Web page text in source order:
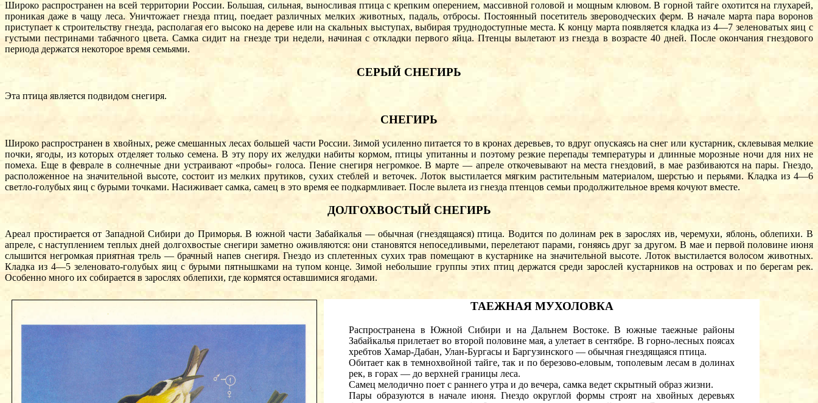
Широко распространен на всей территории России. Большая, сильная, выносливая птица с крепким оперением, массивной головой и мощным клювом. В горной тайге охотится на глухарей,
проникая даже в чащу леса. Уничтожает гнезда птиц, поедает различных мелких животных, падаль, отбросы. Постоянный посетитель звероводческих ферм. В начале марта пара воронов
приступает к строительству гнезда, располагая его высоко на дереве или на скальных выступах, выбирая труднодоступные места. К концу марта появляется кладка из 4—7 зеленоватых яиц с
густыми пестринами табачного цвета. Самка сидит на гнезде три недели, начиная с откладки первого яйца. Птенцы вылетают из гнезда в возрасте 40 дней. После окончания гнездового
периода держатся некоторое время семьями.
СЕРЫЙ СНЕГИРЬ
Эта птица является подвидом снегиря.
СНЕГИРЬ
Широко распространен в хвойных, реже смешанных лесах большей части России. Зимой усиленно питается то в кронах деревьев, то вдруг опускаясь на снег или кустарник, склевывая мелкие
почки, ягоды, из которых отделяет только семена. В эту пору их желудки набиты кормом, птицы упитанны и поэтому резкие перепады температуры и длинные морозные ночи для них не
помеха. Еще в феврале в солнечные дни устраивают «пробы» голоса. Пение снегиря негромкое. В марте — апреле откочевывают на места гнездовий, в мае разбиваются на пары. Гнездо,
расположенное на значительной высоте, состоит из мелких прутиков, сухих стеблей и веточек. Лоток выстилается мягким растительным материалом, шерстью и перьями. Кладка из 4—6
светло-голубых яиц с бурыми точками. Насиживает самка, самец в это время ее подкармливает. После вылета из гнезда птенцов семьи продолжительное время кочуют вместе.
ДОЛГОХВОСТЫЙ СНЕГИРЬ
Ареал простирается от Западной Сибири до Приморья. В южной части Забайкалья — обычная (гнездящаяся) птица. Водится по долинам рек в зарослях ив, черемухи, яблонь, облепихи. В
апреле, с наступлением теплых дней долгохвостые снегири заметно оживляются: они становятся непоседливыми, перелетают парами, гоняясь друг за другом. В мае и первой половине июня
слышится негромкая приятная трель — брачный напев снегиря. Гнездо из сплетенных сухих трав помещают в кустарнике на значительной высоте. Лоток выстилается волосом животных.
Кладка из 4—5 зеленовато-голубых яиц с бурыми пятнышками на тупом конце. Зимой небольшие группы этих птиц держатся среди зарослей кустарников на островах и по берегам рек.
Особенно много их собирается в зарослях облепихи, где кормятся оставшимися ягодами.
ТАЕЖНАЯ МУХОЛОВКА
Распространена в Южной Сибири и на Дальнем Востоке. В южные таежные районы
Забайкалья прилетает во второй половине мая, а улетает в сентябре. В горно-лесных поясах
хребтов Хамар-Дабан, Улан-Бургасы и Баргузинского — обычная гнездящаяся птица.
Обитает как в темнохвойной тайге, так и по березово-еловым, тополевым лесам в долинах
рек, в горах — до верхней границы леса.
Самец мелодично поет с раннего утра и до вечера, самка ведет скрытный образ жизни.
Пары образуются в начале июня. Гнездо округлой формы строят на хвойных деревьях